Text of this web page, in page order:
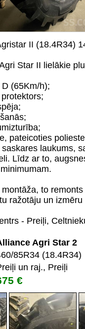
II (18.4R34)
Star II lielākie
(65Km/h);
pateicoties
laukums,
Līdz ar to,
to
ražotāju un izmēru
- Preiļi,
Agri Star 2
85R34 (18.4R34)
un raj., Preiļi
€